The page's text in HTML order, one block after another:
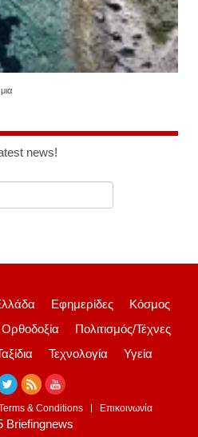
news!
Εφημερίδες
Κόσμος
Ορθοδοξία
Πολιτισμός/Τέχνες
Τεχνολογία Υγεία
& Conditions Επικοινωνία
Briefingnews